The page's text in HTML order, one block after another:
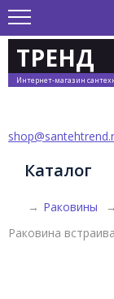
ТРЕНД
Интернет-магазин
Каталог
→ Раковины
→
Раковина